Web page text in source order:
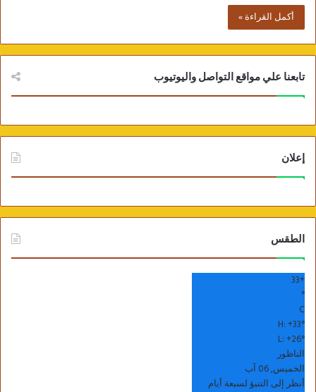
أكمل القراءة »
تابعنا علي مواقع التواصل واليوتيوب
إعلان
الطقس
+
33
°
C
H:+33°
L:+26°
الناظور
الخميس, 06 آب
أنظر إلى التنبؤ لسبعة أيام